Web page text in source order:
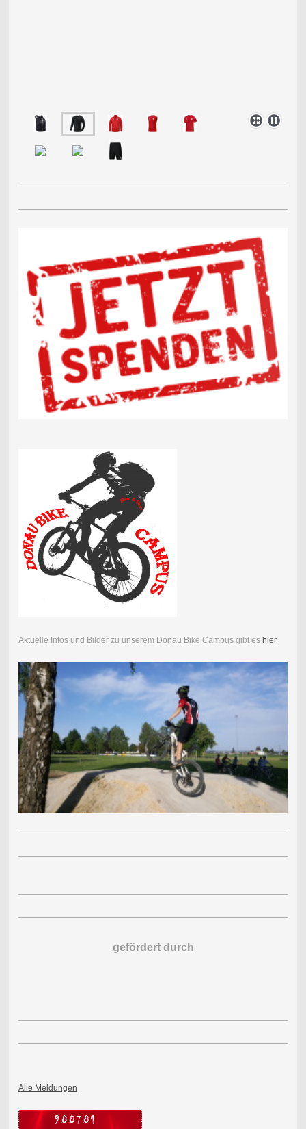
Aktuelle Infos und Bilder zu unserem Donau Bike Campus gibt es hier
gefördert durch
Alle Meldungen